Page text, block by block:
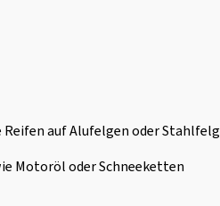
auf Alufelgen oder
Motoröl oder Schneeketten